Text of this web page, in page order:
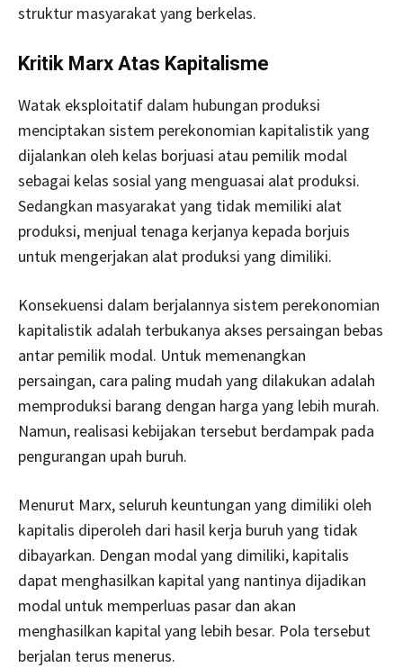
struktur masyarakat yang berkelas.
Kritik Marx Atas Kapitalisme
Watak eksploitatif dalam hubungan produksi
menciptakan sistem perekonomian kapitalistik yang
dijalankan oleh kelas borjuasi atau pemilik modal
sebagai kelas sosial yang menguasai alat produksi.
Sedangkan masyarakat yang tidak memiliki alat
produksi, menjual tenaga kerjanya kepada borjuis
untuk mengerjakan alat produksi yang dimiliki.
Konsekuensi dalam berjalannya sistem perekonomian
kapitalistik adalah terbukanya akses persaingan bebas
antar pemilik modal. Untuk memenangkan
persaingan, cara paling mudah yang dilakukan adalah
memproduksi barang dengan harga yang lebih murah.
Namun, realisasi kebijakan tersebut berdampak pada
pengurangan upah buruh.
Menurut Marx, seluruh keuntungan yang dimiliki oleh
kapitalis diperoleh dari hasil kerja buruh yang tidak
dibayarkan. Dengan modal yang dimiliki, kapitalis
dapat menghasilkan kapital yang nantinya dijadikan
modal untuk memperluas pasar dan akan
menghasilkan kapital yang lebih besar. Pola tersebut
berjalan terus menerus.